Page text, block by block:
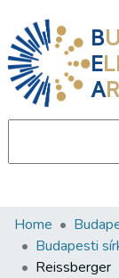
B
E
A
Communities
All of DSpace
Home
Budapesti
Reissberger